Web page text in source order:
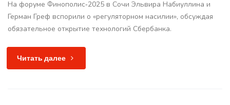
На форуме Финополис‑2025 в Сочи Эльвира Набиуллина и
Герман Греф вспорили о «регуляторном насилии», обсуждая
обязательное открытие технологий Сбербанка.
Читать далее